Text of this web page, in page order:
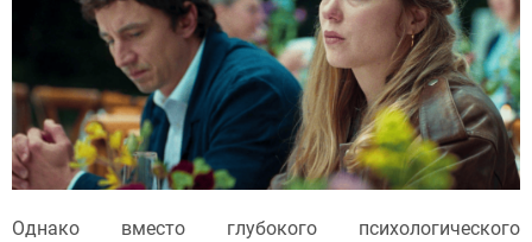
Однако вместо глубокого психологического